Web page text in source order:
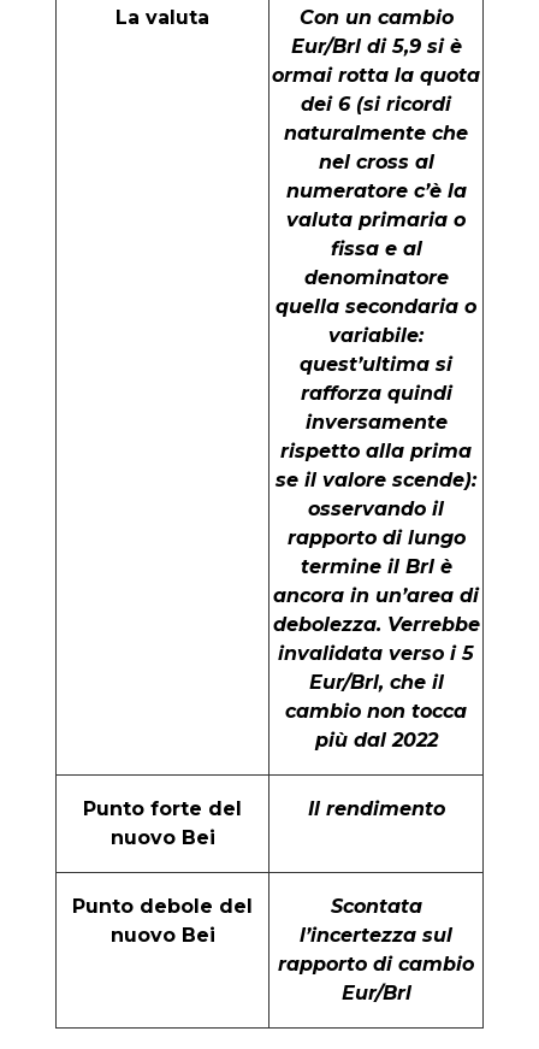
La valuta
Con un cambio
Eur/Brl di 5,9 si è
ormai rotta la quota
dei 6 (si ricordi
naturalmente che
nel cross al
numeratore c’è la
valuta primaria o
fissa e al
denominatore
quella secondaria o
variabile:
quest’ultima si
rafforza quindi
inversamente
rispetto alla prima
se il valore scende):
osservando il
rapporto di lungo
termine il Brl è
ancora in un’area di
debolezza. Verrebbe
invalidata verso i 5
Eur/Brl, che il
cambio non tocca
più dal 2022
Punto forte del
nuovo Bei
Il rendimento
Punto debole del
nuovo Bei
Scontata
l’incertezza sul
rapporto di cambio
Eur/Brl